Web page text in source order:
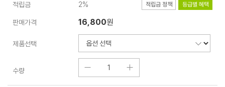
적립금 2% 적립금 정책 등급별 혜택
판매가격 16,800원
제품선택
수량